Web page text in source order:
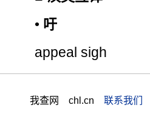
• 吁
appeal sigh
我查网 chl.cn 联系我们